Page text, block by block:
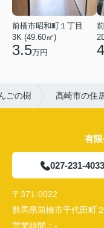
前橋市昭和町１丁目
3K (49.60㎡)
3.5万円
ごの樹 高崎市の住
有
027-231-4033
〒371-0022
群馬県前橋市千代田町
営業時間： -